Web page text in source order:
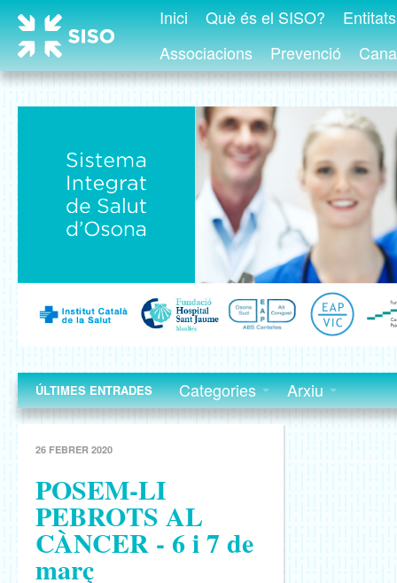
Inici Què és el SISO?
Associacions
Prevenció
ÚLTIMES ENTRADES Categories Arxiu
26 FEBRER 2020
POSEM-LI
PEBROTS AL
CÀNCER - 6 i 7 de
març